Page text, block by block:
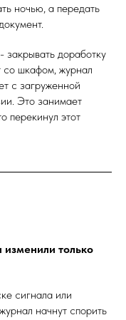
ночью, а передать
закрывать доработку
со шкафом, журнал
с загруженной
Это занимает
перекинул этот
только
сигнала или
начнут спорить